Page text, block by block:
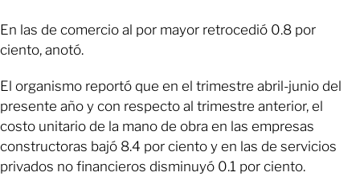
En las de comercio al por mayor retrocedió 0.8 por
ciento, anotó.
El organismo reportó que en el trimestre abril-junio del
presente año y con respecto al trimestre anterior, el
costo unitario de la mano de obra en las empresas
constructoras bajó 8.4 por ciento y en las de servicios
privados no financieros disminuyó 0.1 por ciento.